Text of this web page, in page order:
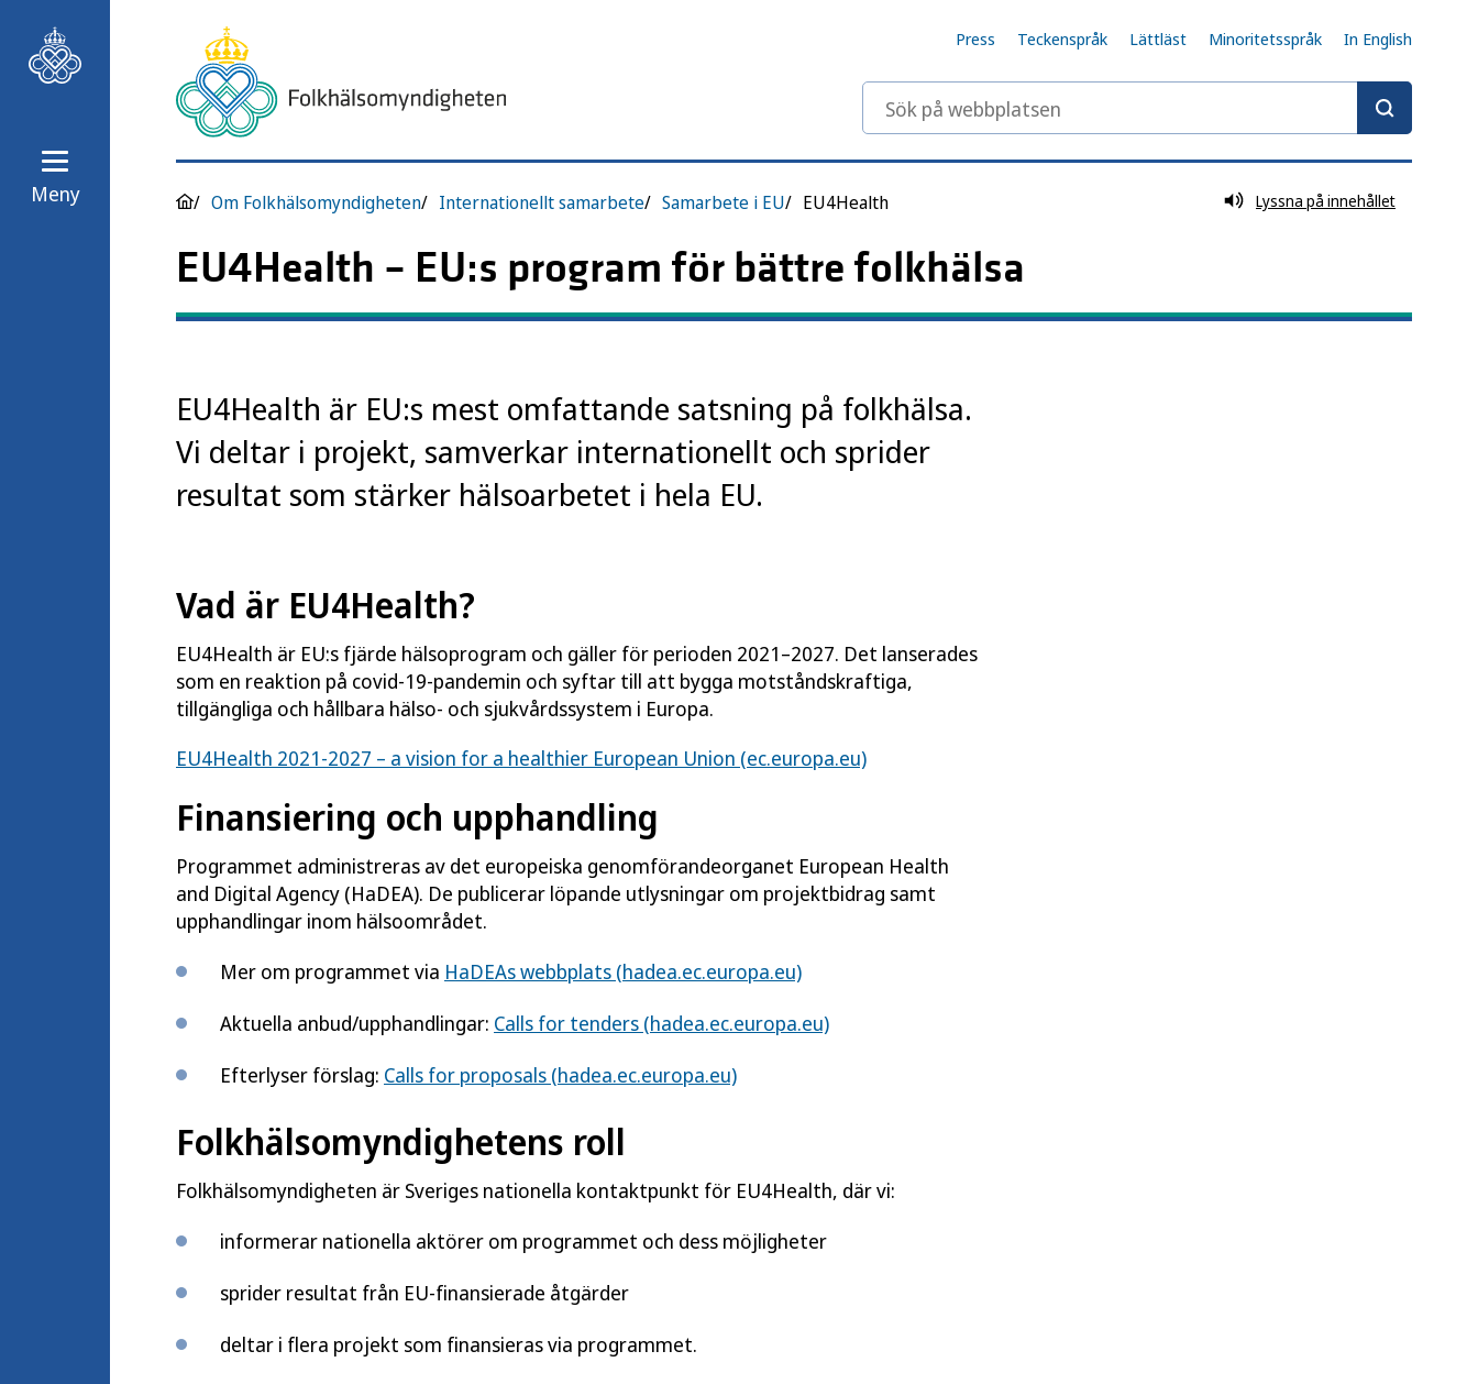
Meny
Press Teckenspråk Lättläst Minoritetsspråk In English
Sök på webbplatsen
Om Folkhälsomyndigheten Internationellt samarbete Samarbete i EU EU4Health Lyssna på innehållet
EU4Health – EU:s program för bättre folkhälsa
EU4Health är EU:s mest omfattande satsning på folkhälsa.
Vi deltar i projekt, samverkar internationellt och sprider
resultat som stärker hälsoarbetet i hela EU.
Vad är EU4Health?
EU4Health är EU:s fjärde hälsoprogram och gäller för perioden 2021–2027. Det lanserades
som en reaktion på covid-19-pandemin och syftar till att bygga motståndskraftiga,
tillgängliga och hållbara hälso- och sjukvårdssystem i Europa.
EU4Health 2021-2027 – a vision for a healthier European Union (ec.europa.eu)
Finansiering och upphandling
Programmet administreras av det europeiska genomförandeorganet European Health
and Digital Agency (HaDEA). De publicerar löpande utlysningar om projektbidrag samt
upphandlingar inom hälsoområdet.
Mer om programmet via HaDEAs webbplats (hadea.ec.europa.eu)
Aktuella anbud/upphandlingar: Calls for tenders (hadea.ec.europa.eu)
Efterlyser förslag: Calls for proposals (hadea.ec.europa.eu)
Folkhälsomyndighetens roll
Folkhälsomyndigheten är Sveriges nationella kontaktpunkt för EU4Health, där vi:
informerar nationella aktörer om programmet och dess möjligheter
sprider resultat från EU-finansierade åtgärder
deltar i flera projekt som finansieras via programmet.